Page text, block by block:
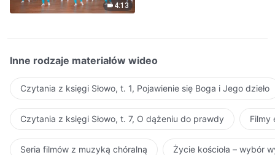
4:13
Inne rodzaje materiałów wideo
Czytania z księgi Słowo, t. 1, Pojawienie się Boga i Jego dzieło
Czytania z księgi Słowo, t. 7, O dążeniu do prawdy Filmy
Seria filmów z muzyką chóralną Życie kościoła – wybór